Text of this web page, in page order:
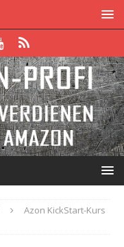
Azon KickStart-Kurs